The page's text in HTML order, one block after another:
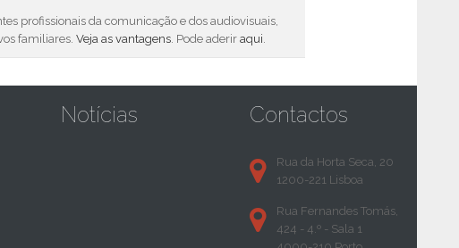
profissionais da comunicação e dos audiovisuais,
familiares. Veja as vantagens. Pode aderir aqui.
Notícias Contactos
Rua da Horta Seca, 20
1200-221 Lisboa
Rua Fernandes Tomás,
424 - 4.º - Sala 1